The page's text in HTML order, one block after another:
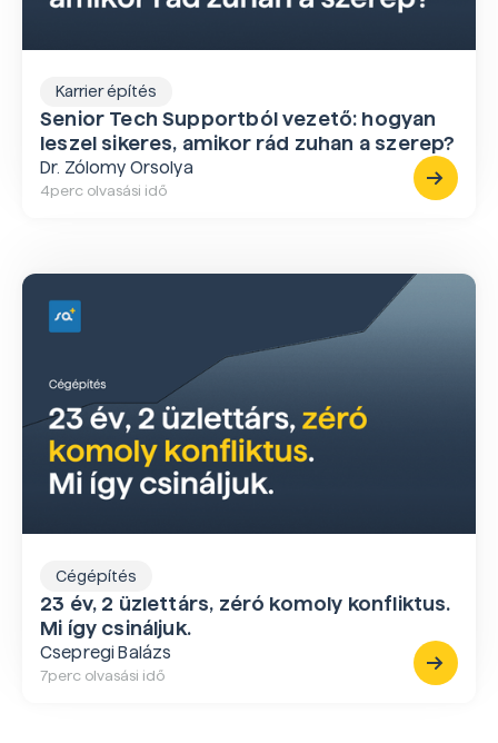
Karrier építés
Senior Tech Supportból vezető: hogyan
leszel sikeres, amikor rád zuhan a szerep?
Dr. Zólomy Orsolya
4perc olvasási idő
Cégépítés
23 év, 2 üzlettárs, zéró komoly konfliktus.
Mi így csináljuk.
Csepregi Balázs
7perc olvasási idő